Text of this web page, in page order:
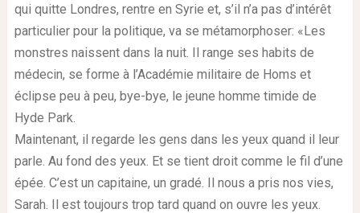
qui quitte Londres, rentre en Syrie et, s’il n’a pas d’intérêt
particulier pour la politique, va se métamorphoser: «Les
monstres naissent dans la nuit. Il range ses habits de
médecin, se forme à l’Académie militaire de Homs et
éclipse peu à peu, bye-bye, le jeune homme timide de
Hyde Park.
Maintenant, il regarde les gens dans les yeux quand il leur
parle. Au fond des yeux. Et se tient droit comme le fil d’une
épée. C’est un capitaine, un gradé. Il nous a pris nos vies,
Sarah. Il est toujours trop tard quand on ouvre les yeux.